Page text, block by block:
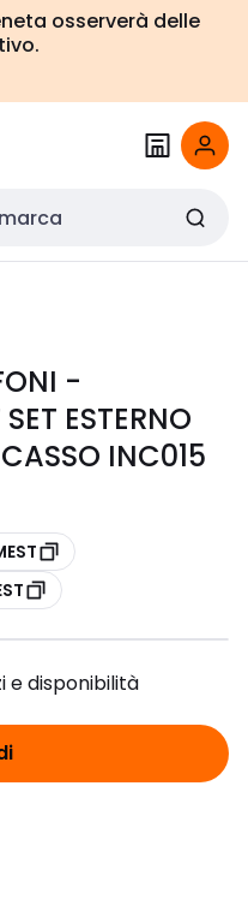
osserverà delle
-
ESTERNO
INC015
e disponibilità